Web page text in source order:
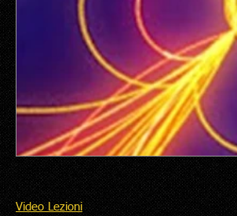
Video Lezioni